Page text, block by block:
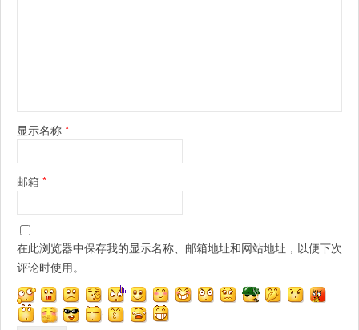
显示名称 *
邮箱 *
在此浏览器中保存我的显示名称、邮箱地址和网站地址，以便下次
评论时使用。